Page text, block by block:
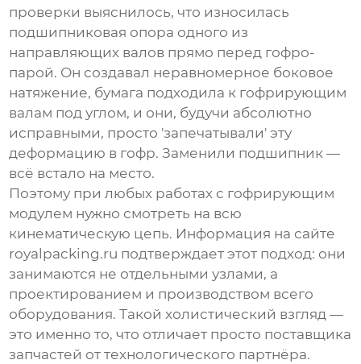
проверки выяснилось, что износилась
подшипниковая опора одного из
направляющих валов прямо перед гофро-
парой. Он создавал неравномерное боковое
натяжение, бумага подходила к гофрирующим
валам под углом, и они, будучи абсолютно
исправными, просто 'запечатывали' эту
деформацию в гофр. Заменили подшипник —
всё встало на место.
Поэтому при любых работах с гофрирующим
модулем нужно смотреть на всю
кинематическую цепь. Информация на сайте
royalpacking.ru подтверждает этот подход: они
занимаются не отдельными узлами, а
проектированием и производством всего
оборудования. Такой холистический взгляд —
это именно то, что отличает просто поставщика
запчастей от технологического партнёра.